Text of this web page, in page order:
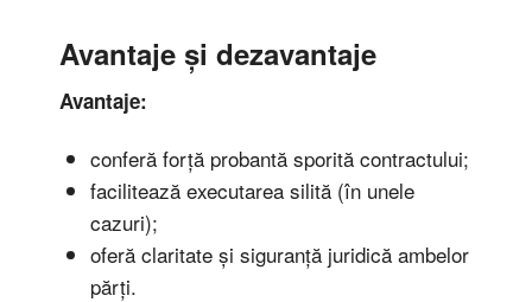
Avantaje și dezavantaje
Avantaje:
conferă forță probantă sporită contractului;
facilitează executarea silită (în unele
cazuri);
oferă claritate și siguranță juridică ambelor
părți.